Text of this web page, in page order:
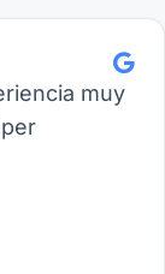
muy